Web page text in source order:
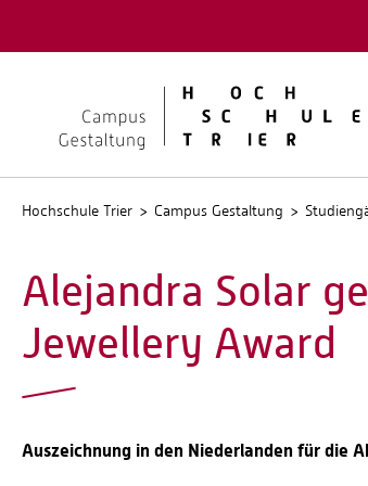
Hochschule Trier Campus Gestaltung
Alejandra Solar
Jewellery Award
Auszeichnung in den Niederlanden für die